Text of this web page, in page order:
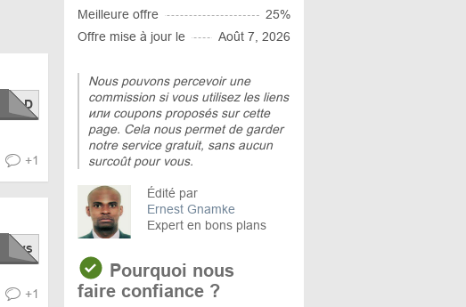
+1
+1
Meilleure offre
25%
Offre mise à jour le
Août 7, 2026
Nous pouvons percevoir une
commission si vous utilisez les liens
или coupons proposés sur cette
page. Cela nous permet de garder
notre service gratuit, sans aucun
surcoût pour vous.
Édité par
Ernest Gnamke
Expert en bons plans
Pourquoi nous
faire confiance ?